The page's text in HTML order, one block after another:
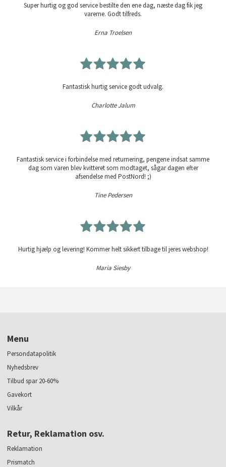
Super hurtig og god service bestilte den ene dag, næste dag fik jeg
varerne. Godt tilfreds.
Erna Troelsen
Fantastisk hurtig service godt udvalg.
Charlotte Jalum
Fantastisk service i forbindelse med returnering, pengene indsat samme
dag som varen blev kvitteret som modtaget, sågar dagen efter
afsendelse med PostNord! ;)
Tine Pedersen
Hurtig hjælp og levering! Kommer helt sikkert tilbage til jeres webshop!
Maria Siesby
Menu
Persondatapolitik
Nyhedsbrev
Tilbud spar 20-60%
Gavekort
Vilkår
Retur, Reklamation osv.
Reklamation
Prismatch